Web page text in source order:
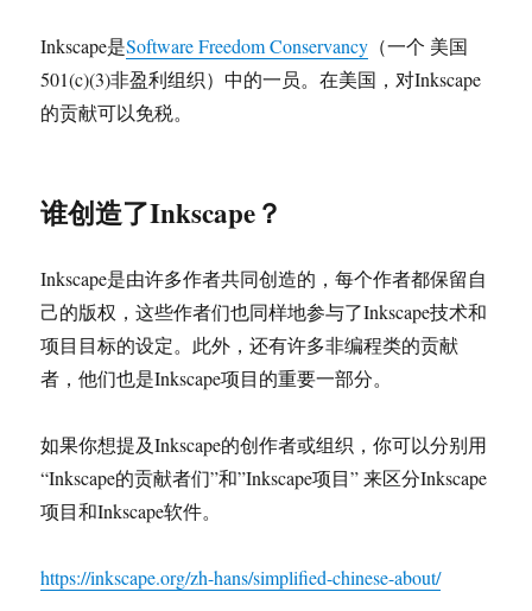
Inkscape是Software Freedom Conservancy （一个 美国
501(c)(3)非盈利组织）中的一员。在美国，对Inkscape
的贡献可以免税。
谁创造了Inkscape？
Inkscape是由许多作者共同创造的，每个作者都保留自
己的版权，这些作者们也同样地参与了Inkscape技术和
项目目标的设定。此外，还有许多非编程类的贡献
者，他们也是Inkscape项目的重要一部分。
如果你想提及Inkscape的创作者或组织，你可以分别用
“Inkscape的贡献者们”和”Inkscape项目” 来区分Inkscape
项目和Inkscape软件。
https://inkscape.org/zh-hans/simplified-chinese-about/